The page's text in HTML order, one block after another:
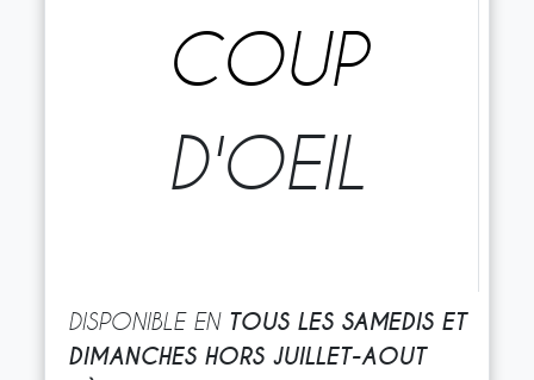
COUP
D'OEIL
DISPONIBLE EN TOUS LES SAMEDIS ET
DIMANCHES HORS JUILLET-AOUT